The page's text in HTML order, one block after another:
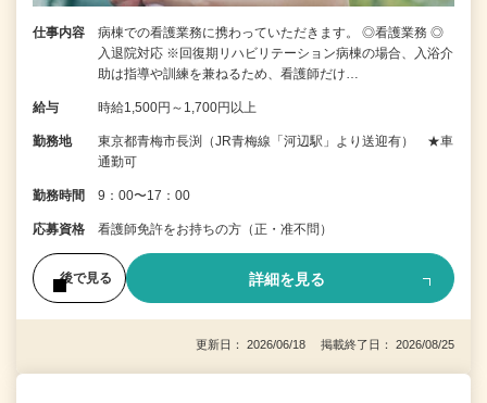
仕事内容
病棟での看護業務に携わっていただきます。 ◎看護業務 ◎
入退院対応 ※回復期リハビリテーション病棟の場合、入浴介
助は指導や訓練を兼ねるため、看護師だけ…
給与 時給1,500円～1,700円以上
勤務地
東京都青梅市長渕（JR青梅線「河辺駅」より送迎有） ★車
通勤可
勤務時間 9：00〜17：00
応募資格 看護師免許をお持ちの方（正・准不問）
後で見る 詳細を見る
更新日： 2026/06/18 掲載終了日： 2026/08/25